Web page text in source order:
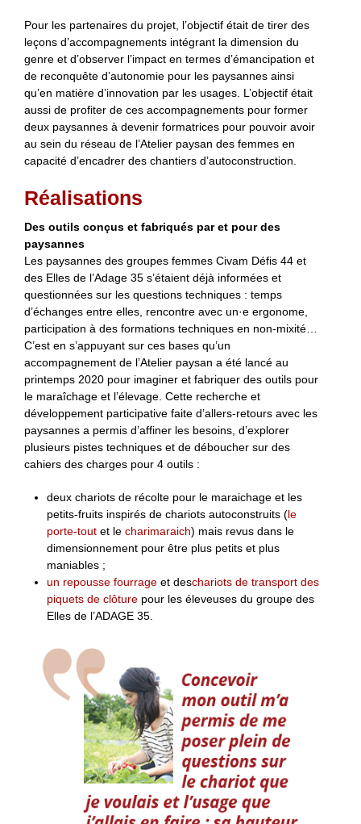
Pour les partenaires du projet, l’objectif était de tirer des
leçons d’accompagnements intégrant la dimension du
genre et d’observer l’impact en termes d’émancipation et
de reconquête d’autonomie pour les paysannes ainsi
qu’en matière d’innovation par les usages. L’objectif était
aussi de profiter de ces accompagnements pour former
deux paysannes à devenir formatrices pour pouvoir avoir
au sein du réseau de l’Atelier paysan des femmes en
capacité d’encadrer des chantiers d’autoconstruction.
Réalisations
Des outils conçus et fabriqués par et pour des
paysannes
Les paysannes des groupes femmes Civam Défis 44 et
des Elles de l’Adage 35 s’étaient déjà informées et
questionnées sur les questions techniques : temps
d’échanges entre elles, rencontre avec un·e ergonome,
participation à des formations techniques en non-mixité…
C’est en s’appuyant sur ces bases qu’un
accompagnement de l’Atelier paysan a été lancé au
printemps 2020 pour imaginer et fabriquer des outils pour
le maraîchage et l’élevage. Cette recherche et
développement participative faite d’allers-retours avec les
paysannes a permis d’affiner les besoins, d’explorer
plusieurs pistes techniques et de déboucher sur des
cahiers des charges pour 4 outils :
deux chariots de récolte pour le maraichage et les
petits-fruits inspirés de chariots autoconstruits (le
porte-tout et lecharimaraich) mais revus dans le
dimensionnement pour être plus petits et plus
maniables ;
un repousse fourrage et deschariots de transport des
piquets de clôture pour les éleveuses du groupe des
Elles de l’ADAGE 35.